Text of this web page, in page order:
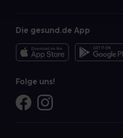
Die gesund.de App
Folge uns!